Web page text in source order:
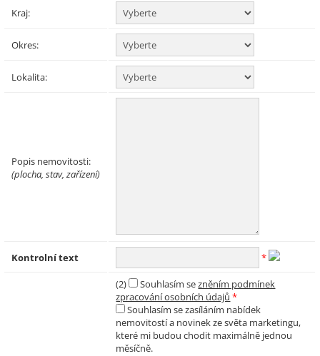
Kraj:
Okres:
Lokalita:
Popis nemovitosti:
(plocha, stav, zařízení)
Kontrolní text *
(2) Souhlasím sezněním podmínek
zpracování osobních údajů *
Souhlasím se zasíláním nabídek
nemovitostí a novinek ze světa marketingu,
které mi budou chodit maximálně jednou
měsíčně.